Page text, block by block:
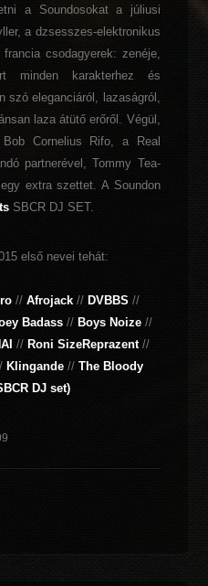
a Soundosokat a júliusi
a dzsesszes-elektronikus
csodagyerek: zenéje,
minden karakterhez és
szó eleganciáról, lazaságról,
laza átütő erőről. Végül,
Cornelius Rifo, a Real
partnerével, Tommy Tea-
extra szettet. A Soundon
SBCR DJ SET.
első nevei tehát:
// Afrojack //DVBBS //
Badass //Boys Noize //
// Roni SizeReprazent //
Klingande // The Bloody
DJ set)